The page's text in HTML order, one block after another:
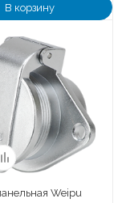
В корзину
Weipu